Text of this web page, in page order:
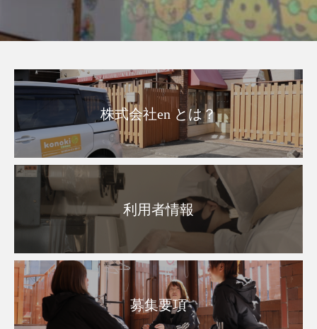
株式会社en とは？
利用者情報
募集要項